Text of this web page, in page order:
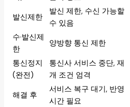
발신제한
발신 제한, 수신 가능할
수 있음
수·발신제
한
양방향 통신 제한
통신정지
(완전)
통신사 서비스 중단, 재
개 조건 엄격
해결 후
서비스 복구 대기, 반영
시간 필요